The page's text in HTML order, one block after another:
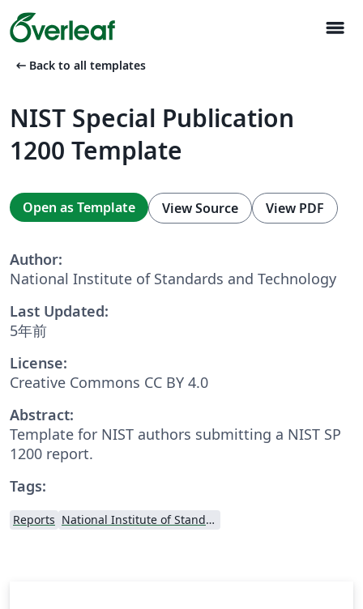
menu
arrow_left_alt Back to all templates
NIST Special Publication
1200 Template
Open as Template View Source View PDF
Author:
National Institute of Standards and Technology
Last Updated:
5年前
License:
Creative Commons CC BY 4.0
Abstract:
Template for NIST authors submitting a NIST SP
1200 report.
Tags:
Reports National Institute of Standards and Technology